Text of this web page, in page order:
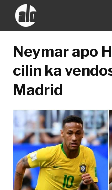
Neymar apo
cilin ka
Madrid